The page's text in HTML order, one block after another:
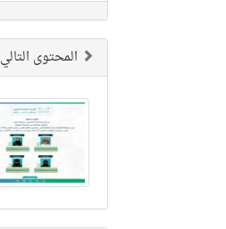
المحتوى التالي